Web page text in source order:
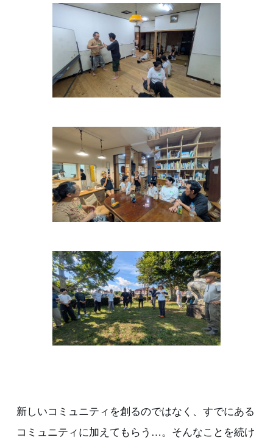
新しいコミュニティを創るのではなく、すでにある
コミュニティに加えてもらう…。そんなことを続け